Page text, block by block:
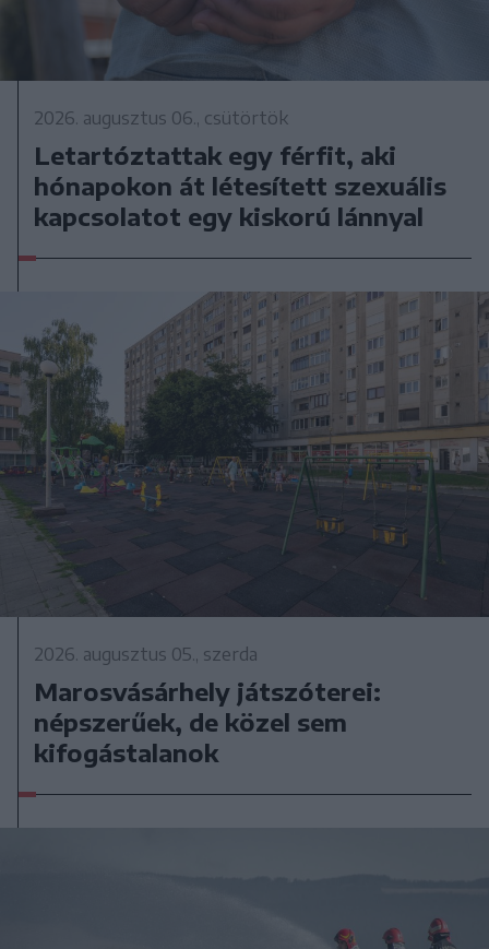
2026. augusztus 06., csütörtök
Letartóztattak egy férfit, aki
hónapokon át létesített szexuális
kapcsolatot egy kiskorú lánnyal
2026. augusztus 05., szerda
Marosvásárhely játszóterei:
népszerűek, de közel sem
kifogástalanok